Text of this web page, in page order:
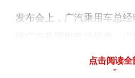
发布会上，广汽乘用车总经
V和PHEV混动技术的落地
点击阅读全